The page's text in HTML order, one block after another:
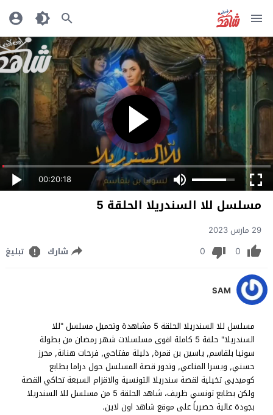
00:20:18
مسلسل للا السندريلا الحلقة 5
29 مارس 2023
0
0 شارك تبليغ
SAM
مسلسل للا السندريلا الحلقة 5 مشاهدة وتحميل مسلسل "للا
السندريلا" حلقة 5 كاملة اقوى مسلسلات شهر رمضان من بطولة
سونيا بلقاسم, ياسين بن قمرة, دليلة مفتاحي, فرحات هنانة, محرز
حسني, ويسرا المناعي, وتدور قصة المسلسل حول دراما بطابع
كوميديى تخيلية لقصة سندريلا التونسية والاقزام السبعة تحاكي القصة
ولكن بطابع تونسي ظريف، شاهد الحلقة 5 من مسلسل للا السندريلا
بجودة عالية حصرياً على موقع شاهد اون لاين.